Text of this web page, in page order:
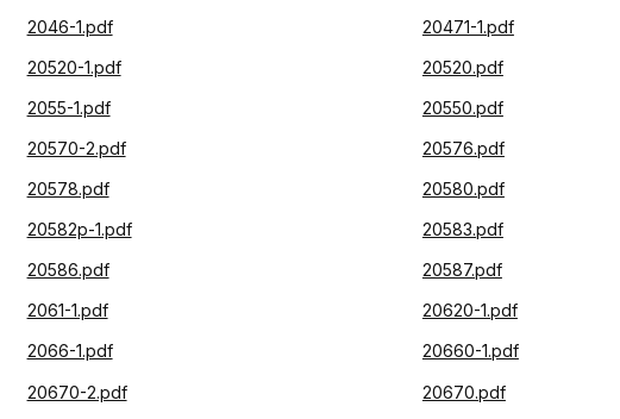
2046-1.pdf 20471-1.pdf
20520-1.pdf 20520.pdf
2055-1.pdf 20550.pdf
20570-2.pdf 20576.pdf
20578.pdf 20580.pdf
20582p-1.pdf 20583.pdf
20586.pdf 20587.pdf
2061-1.pdf 20620-1.pdf
2066-1.pdf 20660-1.pdf
20670-2.pdf 20670.pdf